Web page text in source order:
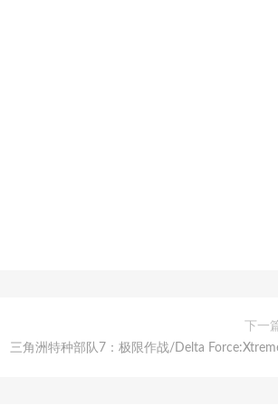
下一
三角洲特种部队7：极限作战/Delta